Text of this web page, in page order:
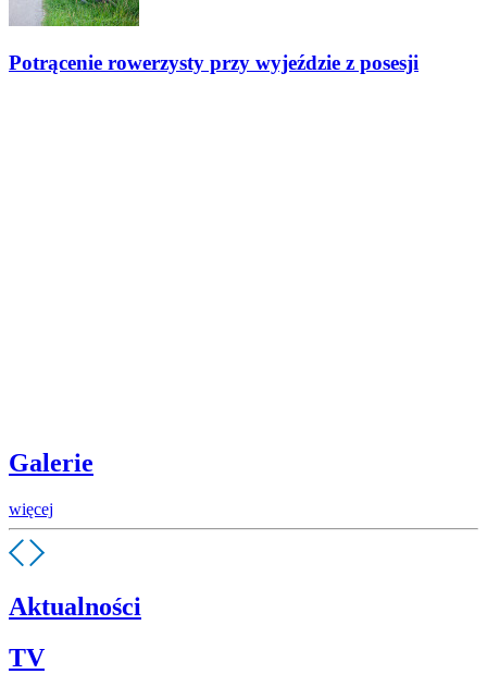
Potrącenie rowerzysty przy wyjeździe z posesji
Galerie
więcej
Aktualności
TV